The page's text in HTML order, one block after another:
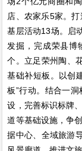
店、农家乐5家。
基层活动13场。启
发掘，完成荣县博
个。立足荣州陶、
基础补短板。以创
板”行动。结合一
设，完善标识标牌
道等基础设施，争
据中心、全域旅游